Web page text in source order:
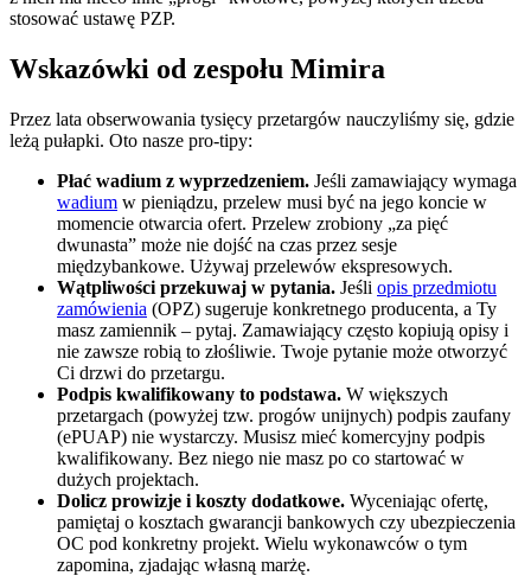
stosować ustawę PZP.
Wskazówki od zespołu Mimira
Przez lata obserwowania tysięcy przetargów nauczyliśmy się, gdzie
leżą pułapki. Oto nasze pro-tipy:
Płać wadium z wyprzedzeniem. Jeśli zamawiający wymaga
wadium w pieniądzu, przelew musi być na jego koncie w
momencie otwarcia ofert. Przelew zrobiony „za pięć
dwunasta” może nie dojść na czas przez sesje
międzybankowe. Używaj przelewów ekspresowych.
Wątpliwości przekuwaj w pytania. Jeśli opis przedmiotu
zamówienia (OPZ) sugeruje konkretnego producenta, a Ty
masz zamiennik – pytaj. Zamawiający często kopiują opisy i
nie zawsze robią to złośliwie. Twoje pytanie może otworzyć
Ci drzwi do przetargu.
Podpis kwalifikowany to podstawa. W większych
przetargach (powyżej tzw. progów unijnych) podpis zaufany
(ePUAP) nie wystarczy. Musisz mieć komercyjny podpis
kwalifikowany. Bez niego nie masz po co startować w
dużych projektach.
Dolicz prowizje i koszty dodatkowe. Wyceniając ofertę,
pamiętaj o kosztach gwarancji bankowych czy ubezpieczenia
OC pod konkretny projekt. Wielu wykonawców o tym
zapomina, zjadając własną marżę.